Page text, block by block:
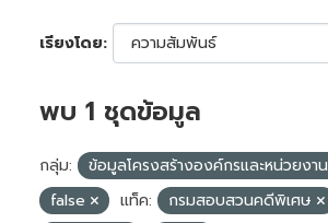
เรียงโดย
พบ 1 ชุดข้อมูล
กลุ่ม: ข้อมูลโครงสร้างองค์กรและหน่วยงาน
false
แท็ค:
กรมสอบสวนคดีพิเศษ